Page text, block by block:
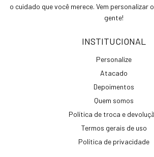
o cuidado que você merece. Vem personalizar
gente!
INSTITUCIONAL
Personalize
Atacado
Depoimentos
Quem somos
Política de troca e
Termos gerais de uso
Política de privacidade